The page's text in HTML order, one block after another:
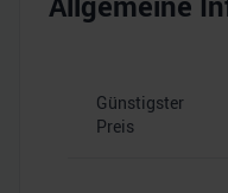
Günstigster
Preis